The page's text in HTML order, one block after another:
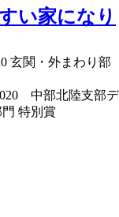
い家になり
玄関・外まわり部
中部北陸支部デ
特別賞